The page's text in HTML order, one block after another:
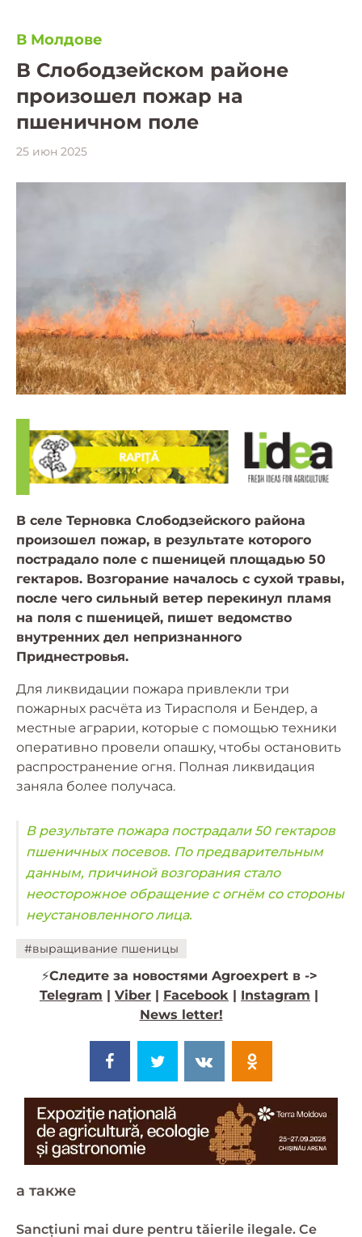
В Молдове
В Слободзейском районе
произошел пожар на
пшеничном поле
25 июн 2025
В селе Терновка Слободзейского района
произошел пожар, в результате которого
пострадало поле с пшеницей площадью 50
гектаров. Возгорание началось с сухой травы,
после чего сильный ветер перекинул пламя
на поля с пшеницей, пишет ведомство
внутренних дел непризнанного
Приднестровья.
Для ликвидации пожара привлекли три
пожарных расчёта из Тирасполя и Бендер, а
местные аграрии, которые с помощью техники
оперативно провели опашку, чтобы остановить
распространение огня. Полная ликвидация
заняла более получаса.
В результате пожара пострадали 50 гектаров
пшеничных посевов. По предварительным
данным, причиной возгорания стало
неосторожное обращение с огнём со стороны
неустановленного лица.
#выращивание пшеницы
⚡️Следите за новостями Agroexpert в ->
Telegram
Viber Facebook Instagram
News letter!
a также
Sancțiuni mai dure pentru tăierile ilegale. Ce